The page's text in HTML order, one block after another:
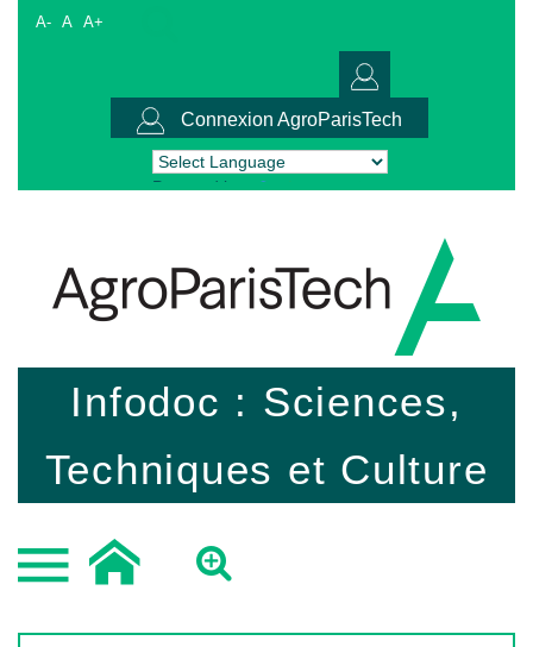
A- A A+
Connexion AgroParisTech
Powered by Translate
Infodoc : Sciences,
Techniques et Culture